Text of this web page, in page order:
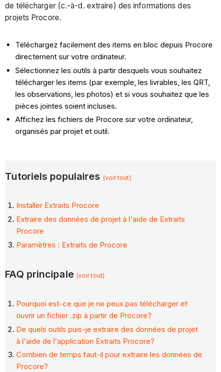
de télécharger (c.-à-d. extraire) des informations des
projets Procore.
Téléchargez facilement des items en bloc depuis Procore
directement sur votre ordinateur.
Sélectionnez les outils à partir desquels vous souhaitez
télécharger les items (par exemple, les livrables, les QRT,
les observations, les photos) et si vous souhaitez que les
pièces jointes soient incluses.
Affichez les fichiers de Procore sur votre ordinateur,
organisés par projet et outil.
Tutoriels populaires (voir tout)
Installer Extraits Procore
Extraire des données de projet à l'aide de Extraits
Procore
Paramètres : Extraits de Procore
FAQ principale (voir tout)
Pourquoi est-ce que je ne peux pas télécharger et
ouvrir un fichier .zip à partir de Procore?
De quels outils puis-je extraire des données de projet
à l'aide de l'application Extraits Procore?
Combien de temps faut-il pour extraire les données de
Procore?